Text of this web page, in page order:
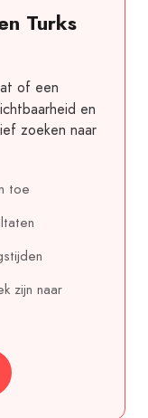
Turks
of een
en
zoeken naar
toe
zijn naar